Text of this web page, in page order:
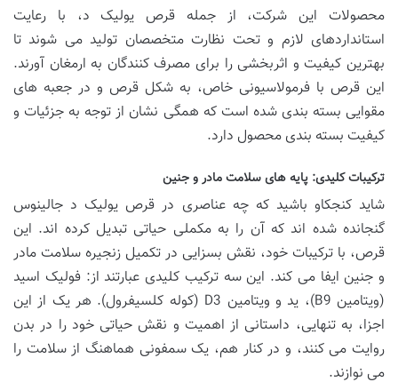
محصولات این شرکت، از جمله قرص یولیک د، با رعایت
استانداردهای لازم و تحت نظارت متخصصان تولید می شوند تا
بهترین کیفیت و اثربخشی را برای مصرف کنندگان به ارمغان آورند.
این قرص با فرمولاسیونی خاص، به شکل قرص و در جعبه های
مقوایی بسته بندی شده است که همگی نشان از توجه به جزئیات و
کیفیت بسته بندی محصول دارد.
ترکیبات کلیدی: پایه های سلامت مادر و جنین
شاید کنجکاو باشید که چه عناصری در قرص یولیک د جالینوس
گنجانده شده اند که آن را به مکملی حیاتی تبدیل کرده اند. این
قرص، با ترکیبات خود، نقش بسزایی در تکمیل زنجیره سلامت مادر
و جنین ایفا می کند. این سه ترکیب کلیدی عبارتند از: فولیک اسید
(ویتامین B9)، ید و ویتامین D3 (کوله کلسیفرول). هر یک از این
اجزا، به تنهایی، داستانی از اهمیت و نقش حیاتی خود را در بدن
روایت می کنند، و در کنار هم، یک سمفونی هماهنگ از سلامت را
می نوازند.